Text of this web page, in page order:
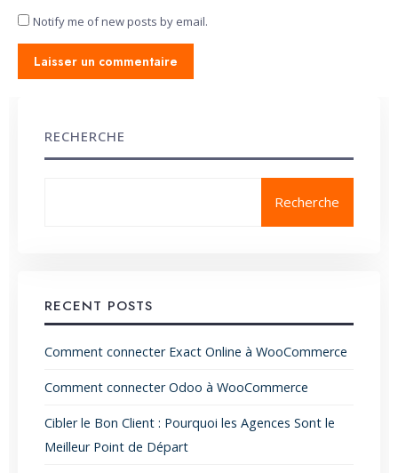
Notify me of new posts by email.
RECHERCHE
Recherche
RECENT POSTS
Comment connecter Exact Online à WooCommerce
Comment connecter Odoo à WooCommerce
Cibler le Bon Client : Pourquoi les Agences Sont le
Meilleur Point de Départ